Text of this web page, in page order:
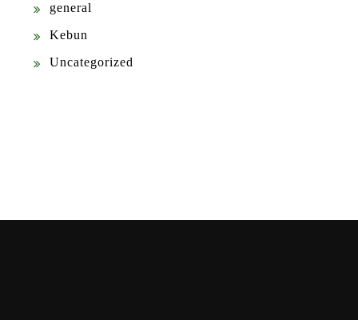
general
Kebun
Uncategorized